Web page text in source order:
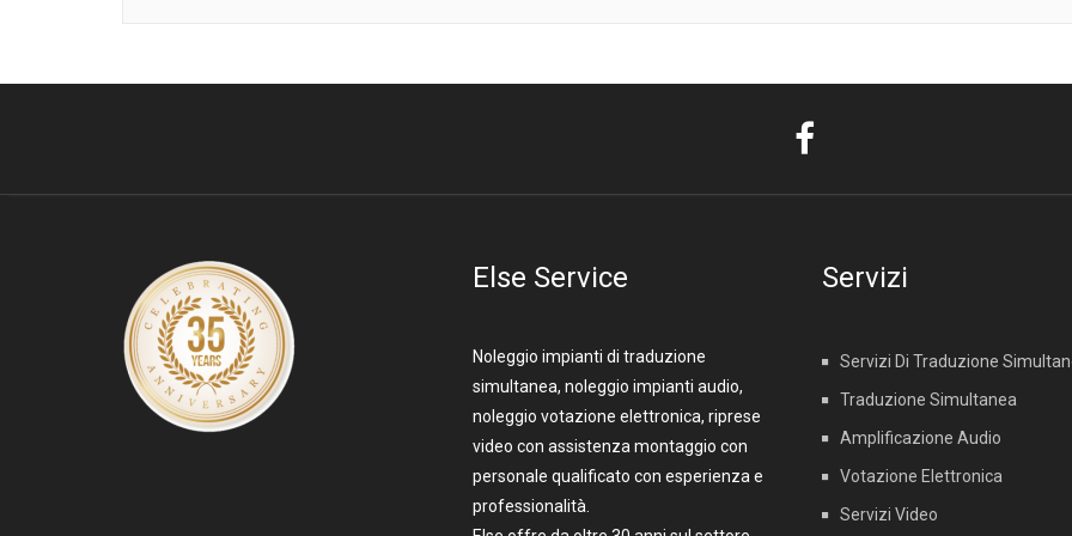
Else Service
Noleggio impianti di traduzione
simultanea, noleggio impianti audio,
noleggio votazione elettronica, riprese
video con assistenza montaggio con
personale qualificato con esperienza e
professionalità.
Servizi
Servizi Di Traduzione
Traduzione Simultanea
Amplificazione Audio
Votazione Elettronica
Servizi Video